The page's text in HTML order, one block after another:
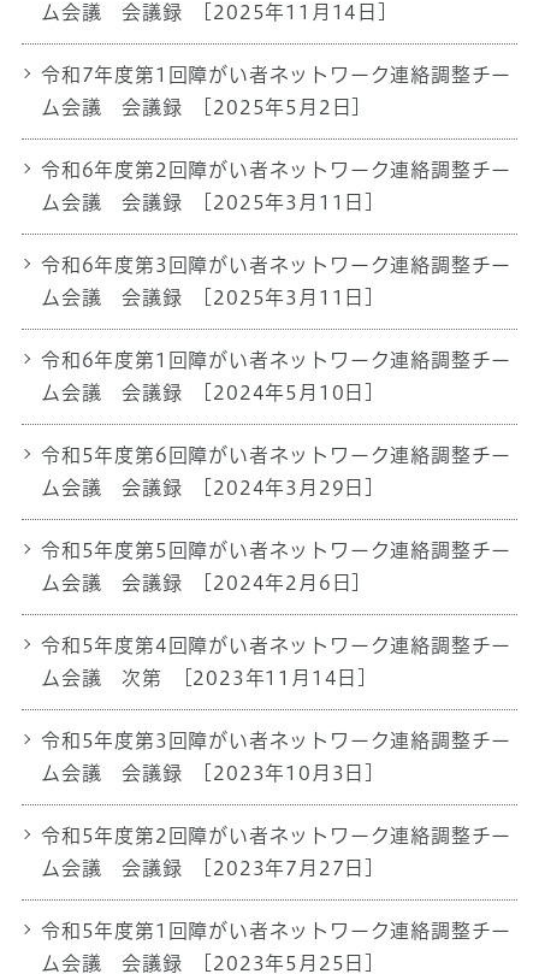
ム会議 会議録
[2025年11月14日]
令和7年度第1回障がい者ネットワーク連絡調整チー
ム会議 会議録
[2025年5月2日]
令和6年度第2回障がい者ネットワーク連絡調整チー
ム会議 会議録
[2025年3月11日]
令和6年度第3回障がい者ネットワーク連絡調整チー
ム会議 会議録
[2025年3月11日]
令和6年度第1回障がい者ネットワーク連絡調整チー
ム会議 会議録
[2024年5月10日]
令和5年度第6回障がい者ネットワーク連絡調整チー
ム会議 会議録
[2024年3月29日]
令和5年度第5回障がい者ネットワーク連絡調整チー
ム会議 会議録
[2024年2月6日]
令和5年度第4回障がい者ネットワーク連絡調整チー
ム会議 次第
[2023年11月14日]
令和5年度第3回障がい者ネットワーク連絡調整チー
ム会議 会議録
[2023年10月3日]
令和5年度第2回障がい者ネットワーク連絡調整チー
ム会議 会議録
[2023年7月27日]
令和5年度第1回障がい者ネットワーク連絡調整チー
ム会議 会議録
[2023年5月25日]